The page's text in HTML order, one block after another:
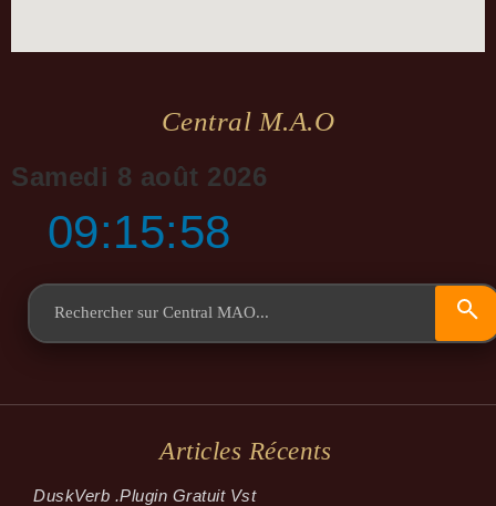
Central M.a.o
Samedi 8 août 2026
09:15:58
Articles Récents
Dusk­Verb .plugin Gratuit Vst